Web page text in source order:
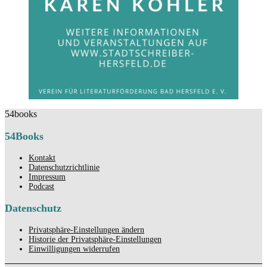
54books
54Books
Kontakt
Datenschutzrichtlinie
Impressum
Podcast
Datenschutz
Privatsphäre-Einstellungen ändern
Historie der Privatsphäre-Einstellungen
Einwilligungen widerrufen